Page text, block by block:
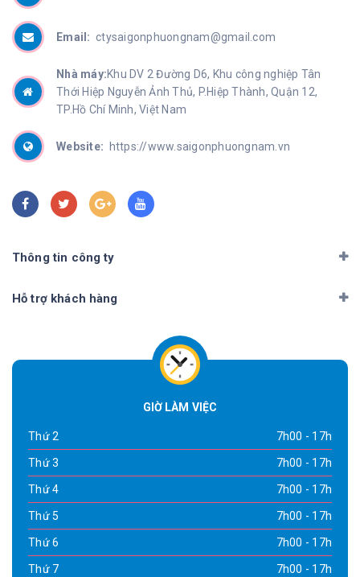
Email: ctysaigonphuongnam@gmail.com
Nhà máy:Khu DV 2 Đường D6, Khu công nghiệp Tân
Thới Hiệp Nguyễn Ảnh Thủ, P.Hiệp Thành, Quận 12,
TP.Hồ Chí Minh, Việt Nam
Website: https://www.saigonphuongnam.vn
Thông tin công ty
Hỗ trợ khách hàng
GIỜ LÀM VIỆC
Thứ 2 7h00 - 17h
Thứ 3 7h00 - 17h
Thứ 4 7h00 - 17h
Thứ 5 7h00 - 17h
Thứ 6 7h00 - 17h
Thứ 7 7h00 - 17h